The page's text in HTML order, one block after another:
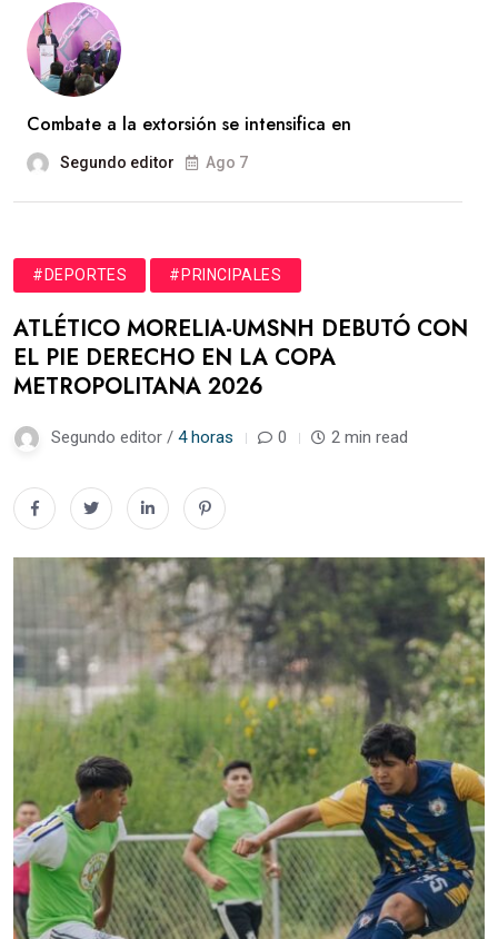
Combate a la extorsión se intensifica en
Segundo editor Ago 7
#DEPORTES #PRINCIPALES
ATLÉTICO MORELIA-UMSNH DEBUTÓ CON
EL PIE DERECHO EN LA COPA
METROPOLITANA 2026
Segundo editor / 4 horas 0 2 min read